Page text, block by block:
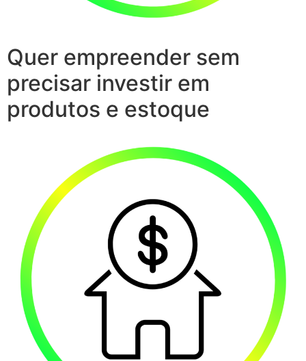
Quer empreender sem
precisar investir em
produtos e estoque